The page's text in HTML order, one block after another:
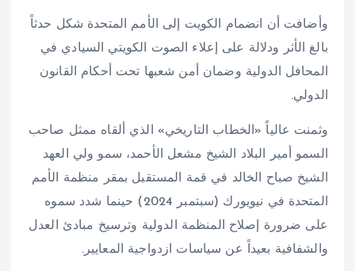
وأضافت أن انضمام الكويت إلى الأمم المتحدة شكل حدثاً
بالغ الأثر ودلالة على إعلاء الصوت الكويتي السيادي في
المحافل الدولية وضمان أمن شعبها تحت أحكام القانون
الدولي.
وثمنت عالياً «الخطاب التاريخي» الذي ألقاه ممثل صاحب
السمو أمير البلاد الشيخ مشعل الأحمد، سمو ولي العهد
الشيخ صباح الخالد في قمة المستقبل بمقر منظمة الأمم
المتحدة في نيويورك (سبتمبر 2024) حينما شدد سموه
على ضرورة إصلاح المنظمة الدولية وترسيخ مبادئ العدل
والشفافية بعيداً عن سياسات ازدواجية المعايير.